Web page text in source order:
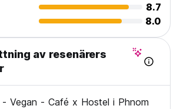
8.7
8.0
av resenärers
Vegan - Café x Hostel i Phnom